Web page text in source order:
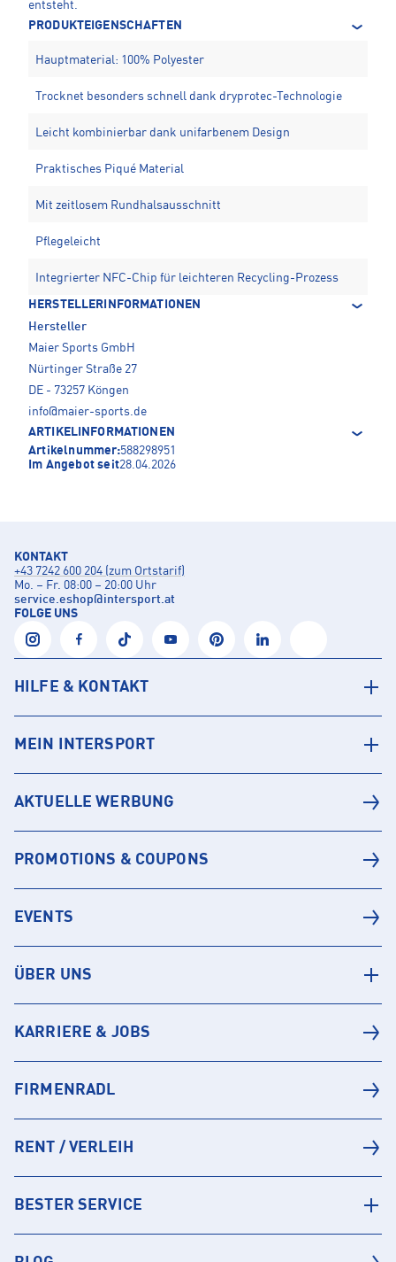
entsteht.
PRODUKTEIGENSCHAFTEN
Hauptmaterial: 100% Polyester
Trocknet besonders schnell dank dryprotec-Technologie
Leicht kombinierbar dank unifarbenem Design
Praktisches Piqué Material
Mit zeitlosem Rundhalsausschnitt
Pflegeleicht
Integrierter NFC-Chip für leichteren Recycling-Prozess
HERSTELLERINFORMATIONEN
Hersteller
Maier Sports GmbH
Nürtinger Straße 27
DE - 73257 Köngen
info@maier-sports.de
ARTIKELINFORMATIONEN
Artikelnummer:588298951
Im Angebot seit28.04.2026
KONTAKT
+43 7242 600 204 (zum Ortstarif)
Mo. – Fr. 08:00 – 20:00 Uhr
service.eshop@intersport.at
FOLGE UNS
HILFE & KONTAKT
MEIN INTERSPORT
AKTUELLE WERBUNG
PROMOTIONS & COUPONS
EVENTS
ÜBER UNS
KARRIERE & JOBS
FIRMENRADL
RENT / VERLEIH
BESTER SERVICE